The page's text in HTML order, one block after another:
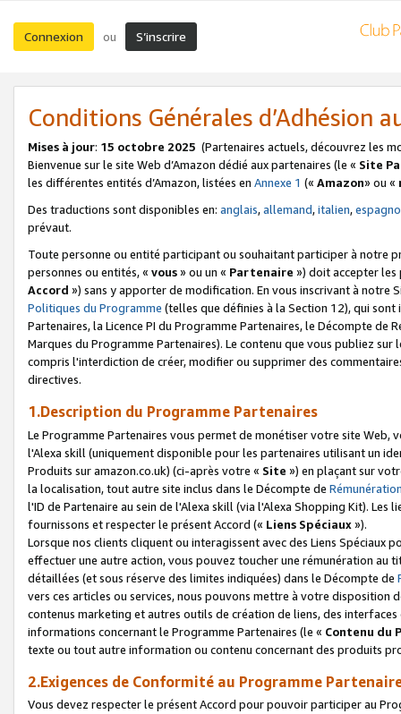
Connexion ou S’inscrire
Conditions Générales d’Adhésion
Mises à jour: 15 octobre 2025 (Partenaires actuels, découvrez les
Bienvenue sur le site Web d’Amazon dédié aux partenaires (le « Site
les différentes entités d’Amazon, listées en Annexe 1 (« Amazon» ou «
Des traductions sont disponibles en: anglais,allemand,italien,
prévaut.
Toute personne ou entité participant ou souhaitant participer à notre
personnes ou entités, « vous» ou un « Partenaire ») doit accepter les
Accord ») sans y apporter de modification. En vous inscrivant à notre
Politiques du Programme (telles que définies à la Section 12), qui
Partenaires, la Licence PI du Programme Partenaires, le Décompte de
Marques du Programme Partenaires). Le contenu que vous publiez
compris l'interdiction de créer, modifier ou supprimer des
directives.
1.Description du Programme Partenaires
Le Programme Partenaires vous permet de monétiser votre site Web,
l'Alexa skill (uniquement disponible pour les partenaires utilisant un
Produits sur amazon.co.uk) (ci-après votre « Site ») en plaçant sur
la localisation, tout autre site inclus dans le Décompte de
l'ID de Partenaire au sein de l'Alexa skill (via l'Alexa Shopping Kit).
fournissons et respecter le présent Accord (« Liens Spéciaux»).
Lorsque nos clients cliquent ou interagissent avec des Liens Spéciaux
effectuer une autre action, vous pouvez toucher une rémunération
détaillées (et sous réserve des limites indiquées) dans le Décompte de
vers ces articles ou services, nous pouvons mettre à votre disposition
contenus marketing et autres outils de création de liens, des
informations concernant le Programme Partenaires (le « Contenu du
texte ou tout autre information ou contenu concernant des produits
2.Exigences de Conformité au Programme
Vous devez respecter le présent Accord pour pouvoir participer au